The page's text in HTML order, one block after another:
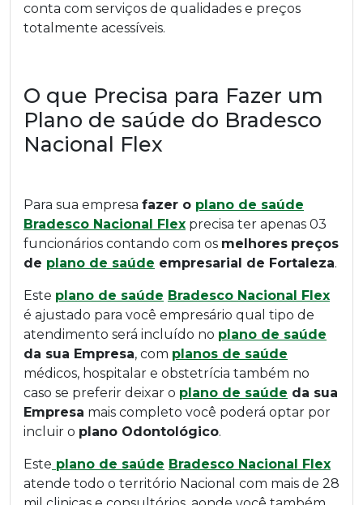
conta com serviços de qualidades e preços
totalmente acessíveis.
O que Precisa para Fazer um
Plano de saúde do Bradesco
Nacional Flex
Para sua empresa fazer o plano de saúde
Bradesco Nacional Flex precisa ter apenas 03
funcionários contando com os melhores preços
de plano de saúde empresarial de Fortaleza.
Este plano de saúde Bradesco Nacional Flex
é ajustado para você empresário qual tipo de
atendimento será incluído no plano de saúde
da sua Empresa, com planos de saúde
médicos, hospitalar e obstetrícia também no
caso se preferir deixar o plano de saúde da sua
Empresa mais completo você poderá optar por
incluir o plano Odontológico.
Este plano de saúde Bradesco Nacional Flex
atende todo o território Nacional com mais de 28